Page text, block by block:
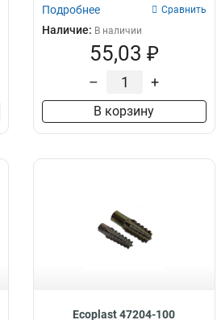
Подробнее Сравнить
Наличие: В наличии
55,03 ₽
– +
В корзину
Ecoplast 47204-100